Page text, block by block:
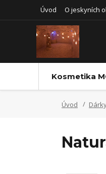
Úvod O jeskyních
Kosmetika
Úvod